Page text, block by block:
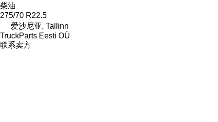
柴油
275/70 R22.5
爱沙尼亚, Tallinn
TruckParts Eesti OÜ
联系卖方